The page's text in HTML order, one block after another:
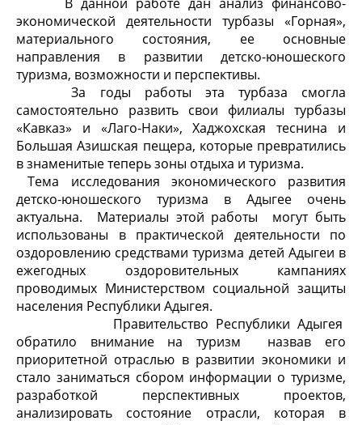
экономической деятельности турбазы «Горная»,
материального состояния, ее основные
направления в развитии детско-юношеского
туризма, возможности и перспективы.
За годы работы эта турбаза смогла
самостоятельно развить свои филиалы турбазы
«Кавказ» и «Лаго-Наки», Хаджохская теснина и
Большая Азишская пещера, которые превратились
в знаменитые теперь зоны отдыха и туризма.
Тема исследования экономического развития
детско-юношеского туризма в Адыгее очень
актуальна. Материалы этой работы могут быть
использованы в практической деятельности по
оздоровлению средствами туризма детей Адыгеи в
ежегодных оздоровительных кампаниях
проводимых Министерством социальной защиты
населения Республики Адыгея.
Правительство Республики Адыгея
обратило внимание на туризм назвав его
приоритетной отраслью в развитии экономики и
стало заниматься сбором информации о туризме,
разработкой перспективных проектов,
анализировать состояние отрасли, которая в